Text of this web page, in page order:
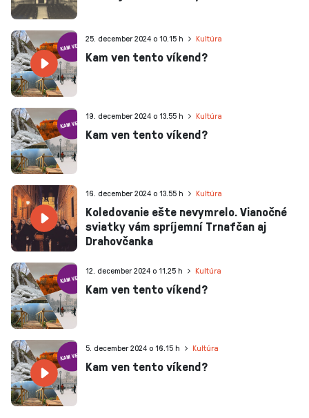
Kam ven tento víkend?
25. december 2024 o 10.15 h Kultúra
Kam ven tento víkend?
19. december 2024 o 13.55 h Kultúra
Koledovanie ešte nevymrelo. Vianočné
sviatky vám spríjemní Trnafčan aj
Drahovčanka
16. december 2024 o 13.55 h Kultúra
Kam ven tento víkend?
12. december 2024 o 11.25 h Kultúra
Kam ven tento víkend?
5. december 2024 o 16.15 h Kultúra